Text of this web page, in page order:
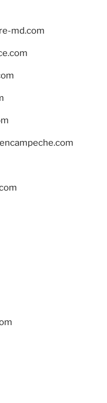
md.com